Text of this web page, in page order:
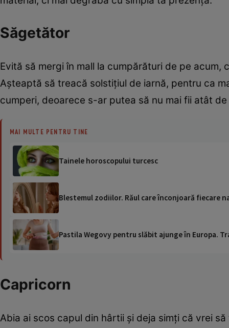
Săgetător
Evită să mergi în mall la cumpărături de pe
Aşteaptă să treacă solstiţiul de iarnă, pentru ca
cumperi, deoarece s-ar putea să nu mai fii atât
MAI MULTE PENTRU TINE
Tainele horoscopului turcesc
Blestemul zodiilor. Răul care înconjoară fiecare
Pastila Wegovy pentru slăbit ajunge în Europa.
Capricorn
Abia ai scos capul din hârtii şi deja simţi că vrei